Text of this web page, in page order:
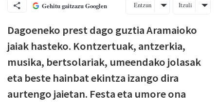
Gehitu gaitzazu Googlen Entzun Itzuli
Dagoeneko prest dago guztia Aramaioko
jaiak hasteko. Kontzertuak, antzerkia,
musika, bertsolariak, umeendako jolasak
eta beste hainbat ekintza izango dira
aurtengo jaietan. Festa eta umore ona